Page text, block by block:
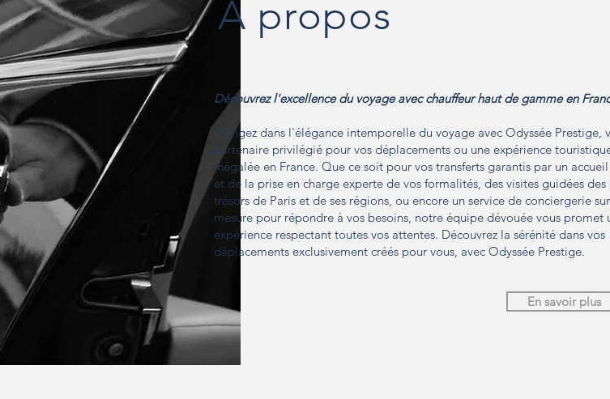
À propos
Découvrez l'excellence du voyage avec chauffeur haut de gamme en
Plongez dans l'élégance intemporelle du voyage avec Odyssée Prestige,
partenaire privilégié pour vos déplacements ou une expérience
inégalée en France. Que ce soit pour vos transferts garantis par un accueil
et de la prise en charge experte de vos formalités, des visites guidées des
trésors de Paris et de ses régions, ou encore un service de conciergerie sur
mesure pour répondre à vos besoins, notre équipe dévouée vous promet
expérience respectant toutes vos attentes. Découvrez la sérénité dans vos
déplacements exclusivement créés pour vous, avec Odyssée Prestige.
En savoir plus